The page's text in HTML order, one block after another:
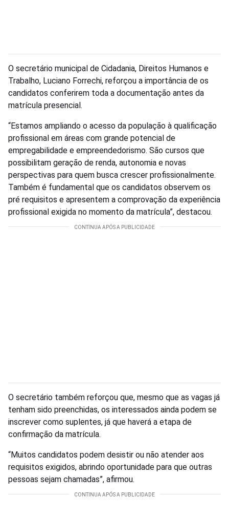
O secretário municipal de Cidadania, Direitos Humanos e
Trabalho, Luciano Forrechi, reforçou a importância de os
candidatos conferirem toda a documentação antes da
matrícula presencial.
“Estamos ampliando o acesso da população à qualificação
profissional em áreas com grande potencial de
empregabilidade e empreendedorismo. São cursos que
possibilitam geração de renda, autonomia e novas
perspectivas para quem busca crescer profissionalmente.
Também é fundamental que os candidatos observem os
pré requisitos e apresentem a comprovação da experiência
profissional exigida no momento da matrícula”, destacou.
O secretário também reforçou que, mesmo que as vagas já
tenham sido preenchidas, os interessados ainda podem se
inscrever como suplentes, já que haverá a etapa de
confirmação da matrícula.
“Muitos candidatos podem desistir ou não atender aos
requisitos exigidos, abrindo oportunidade para que outras
pessoas sejam chamadas”, afirmou.